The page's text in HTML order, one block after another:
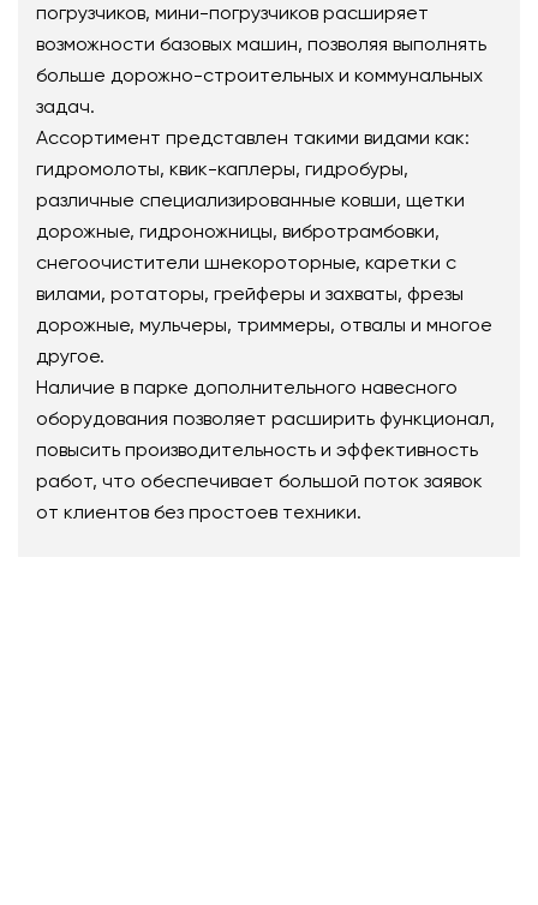
погрузчиков, мини-погрузчиков расширяет
возможности базовых машин, позволяя выполнять
больше дорожно-строительных и коммунальных
задач.
Ассортимент представлен такими видами как:
гидромолоты, квик-каплеры, гидробуры,
различные специализированные ковши, щетки
дорожные, гидроножницы, вибротрамбовки,
снегоочистители шнекороторные, каретки с
вилами, ротаторы, грейферы и захваты, фрезы
дорожные, мульчеры, триммеры, отвалы и многое
другое.
Наличие в парке дополнительного навесного
оборудования позволяет расширить функционал,
повысить производительность и эффективность
работ, что обеспечивает большой поток заявок
от клиентов без простоев техники.